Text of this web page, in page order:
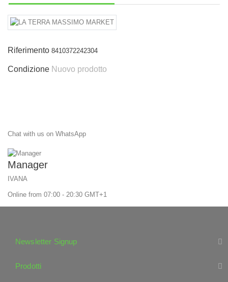
Riferimento 8410372242304
Condizione Nuovo prodotto
Chat with us on WhatsApp
Manager
IVANA
Online from 07:00 - 20:30 GMT+1
Newsletter Signup
Prodotti